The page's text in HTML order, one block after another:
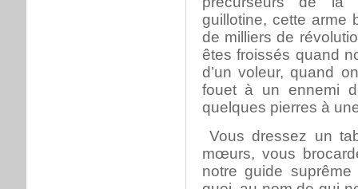
guillotine, cette arme
de milliers de
êtes froissés quand
d’un voleur, quand
fouet à un ennemi
quelques pierres à
Vous dressez un
mœurs, vous
notre guide